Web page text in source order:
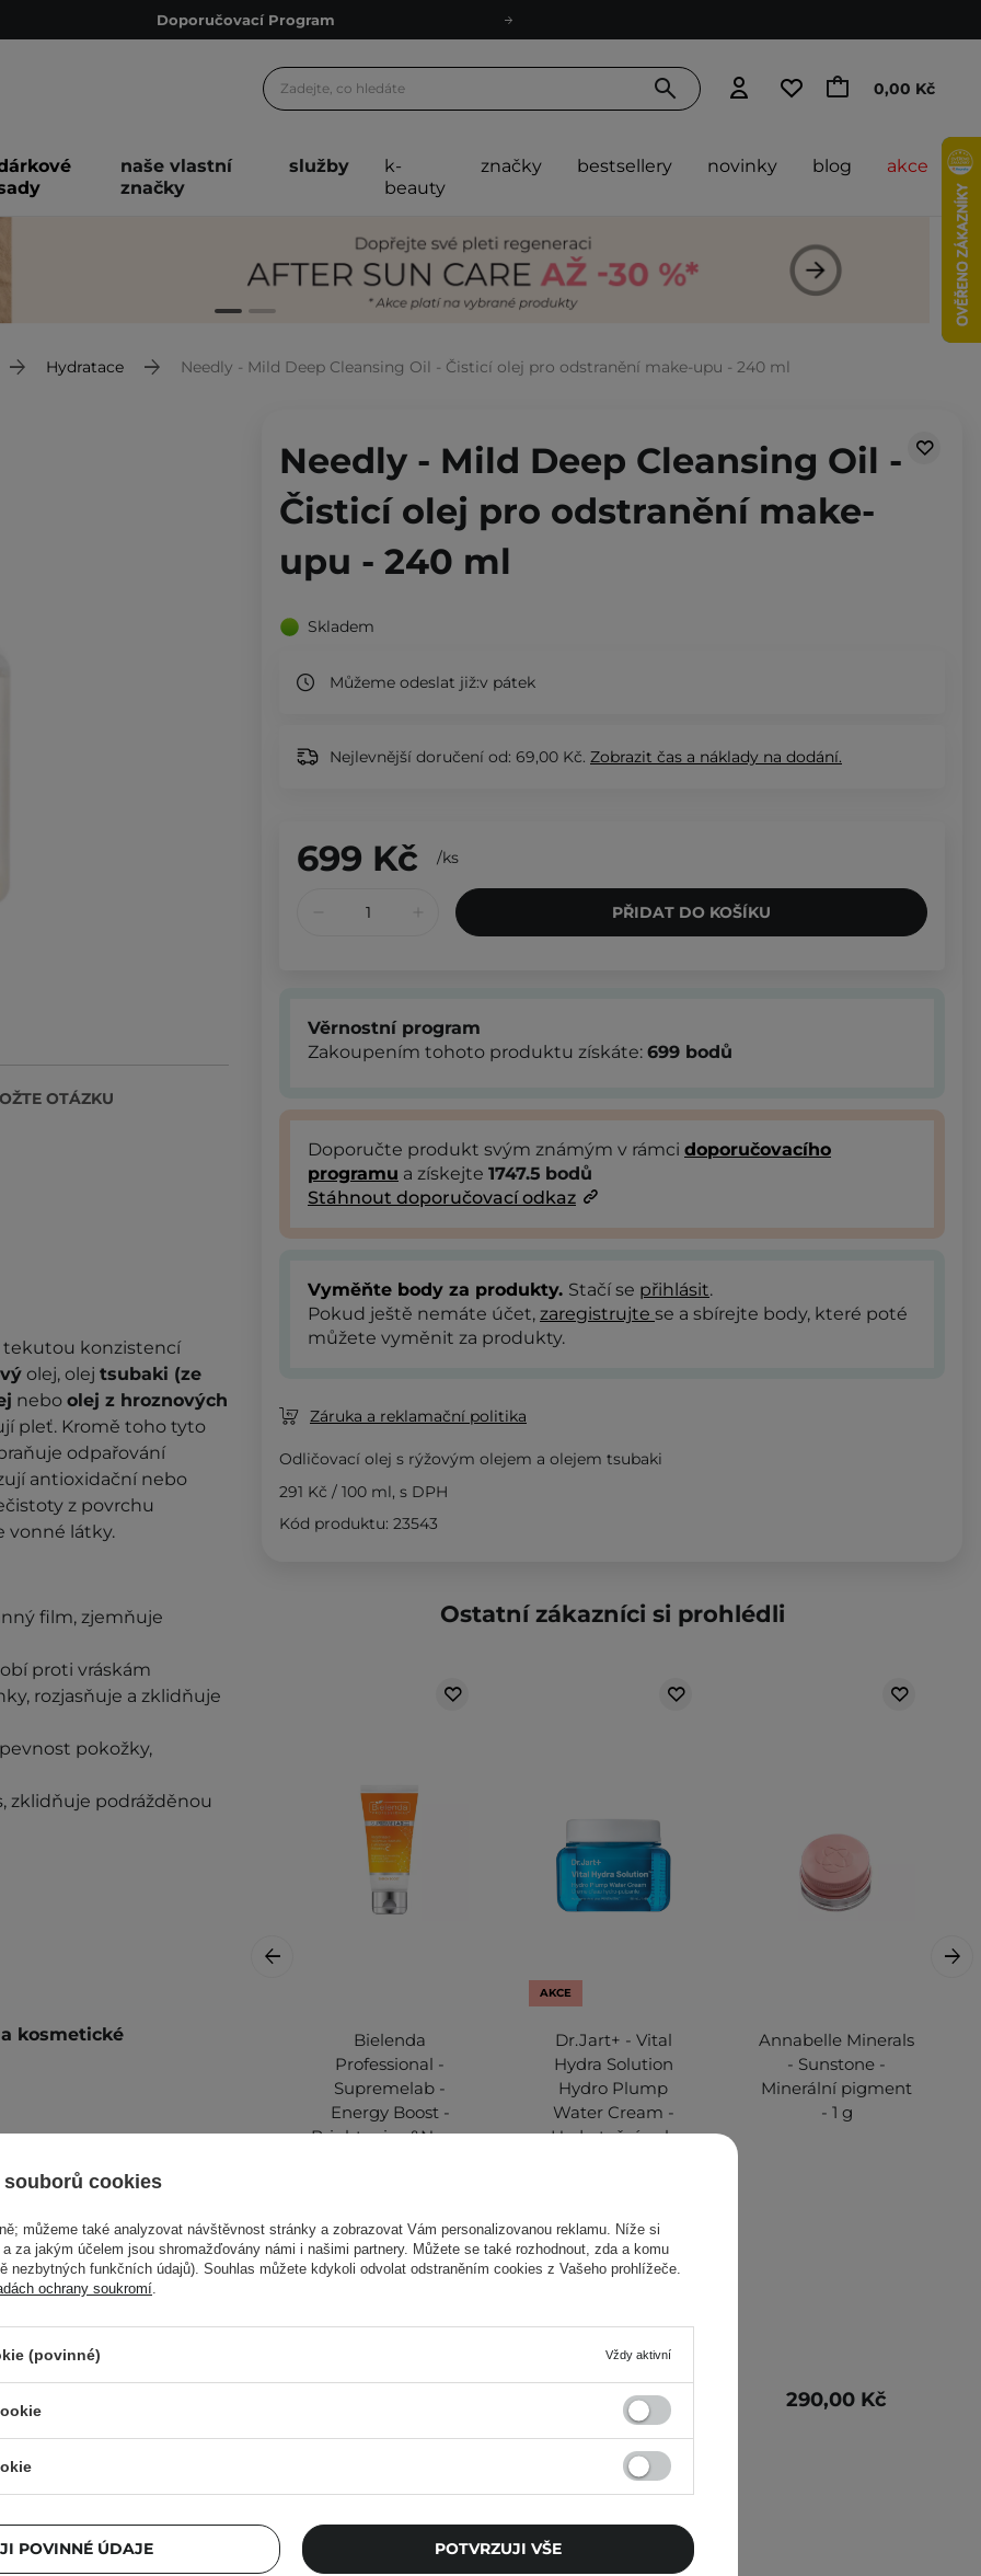
Doporučovací Program
Darkové karty
Doporučovací Program
0,00 Kč
naše vlastní
značky
služby
k-
beauty
značky bestsellery novinky blog akce
Hydratace Needly - Mild Deep Cleansing Oil - Čisticí olej pro odstranění make-upu - 240 ml
OTÁZKU
tekutou konzistencí
olej, olej tsubaki (ze
nebo olej z hroznových
pleť. Kromě toho tyto
odpařování
antioxidační nebo
z povrchu
vonné látky.
film, zjemňuje
proti vráskám
rozjasňuje a zklidňuje
pokožky,
zklidňuje podrážděnou
kosmetické
masírujte a po chvíli
vmasírujte.
gelem/pěnou.
informace najdete v
přípravek používat.
Needly - Mild Deep Cleansing Oil -
Čisticí olej pro odstranění make-
upu - 240 ml
Skladem
Můžeme odeslat již:v pátek
Nejlevnější doručení od: 69,00 Kč. Zobrazit čas a náklady na dodání.
699 Kč /ks
PŘIDAT DO KOŠÍKU
Věrnostní program
Zakoupením tohoto produktu získáte: 699 bodů
Doporučte produkt svým známým v rámci doporučovacího
programu a získejte 1747.5 bodů
Stáhnout doporučovací odkaz
Vyměňte body za produkty. Stačí se přihlásit.
Pokud ještě nemáte účet, zaregistrujte se a sbírejte body, které poté
můžete vyměnit za produkty.
Záruka a reklamační politika
Odličovací olej s rýžovým olejem a olejem tsubaki
291 Kč / 100 ml, s DPH
Kód produktu: 23543
Ostatní zákazníci si prohlédli
Bielenda
Professional -
Supremelab -
Energy Boost -
Brightening&Nourishing
Rozjasňující a
vyživující maska s
vysoce stabilním
ml
AKCE
Dr.Jart+ - Vital
Hydra Solution
Hydro Plump
Water Cream -
Hydratační gel-
915,00 Kč
641,00 Kč
Annabelle Minerals
- Sunstone -
Minerální pigment
- 1 g
290,00 Kč
cookies
můžeme také analyzovat návštěvnost stránky a zobrazovat Vám personalizovanou reklamu. Níže si
za jakým účelem jsou shromažďovány námi i našimi partnery. Můžete se také rozhodnout, zda a komu
nezbytných funkčních údajů). Souhlas můžete kdykoli odvolat odstraněním cookies z Vašeho prohlížeče.
ochrany soukromí
(povinné) Vždy aktivní
POVINNÉ ÚDAJE POTVRZUJI VŠE